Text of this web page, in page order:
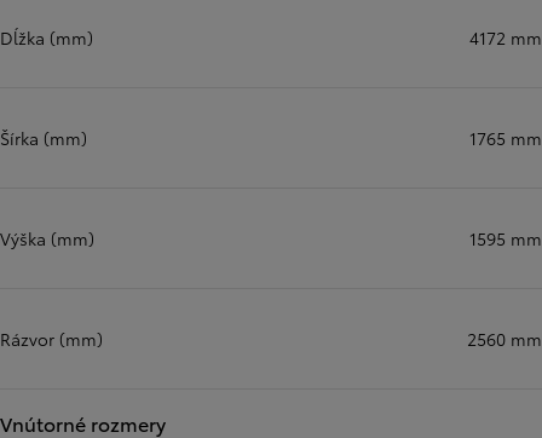
Dĺžka (mm) 4172 mm
Šírka (mm) 1765 mm
Výška (mm) 1595 mm
Rázvor (mm) 2560 mm
Vnútorné rozmery